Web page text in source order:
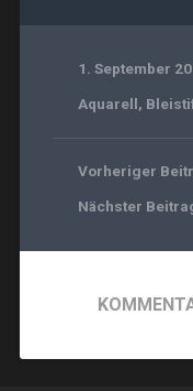
1. September
Aquarell,
Vorheriger
Nächster